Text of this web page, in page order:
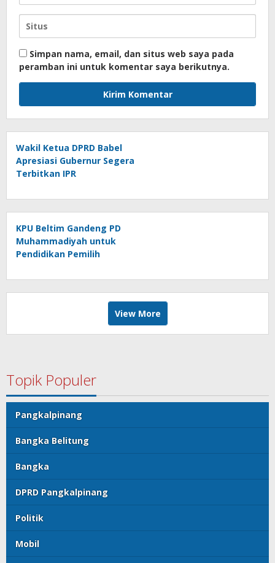
Simpan nama, email, dan situs web saya pada
peramban ini untuk komentar saya berikutnya.
Wakil Ketua DPRD Babel
Apresiasi Gubernur Segera
Terbitkan IPR
KPU Beltim Gandeng PD
Muhammadiyah untuk
Pendidikan Pemilih
View More
Topik Populer
Pangkalpinang
Bangka Belitung
Bangka
DPRD Pangkalpinang
Politik
Mobil